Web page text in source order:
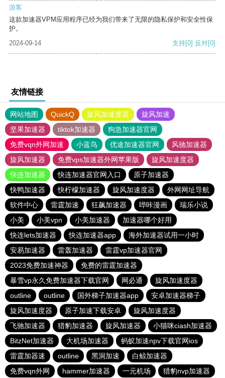
游客
这款加速器VPM应用程序已经为我们带来了无限的隐私保护和安全性保
护。
2024-09-14
支持[0] 反对[0]
友情链接
网站地图 QuickQ 旋风加速度器
旋风加速
坚果加速器
tiktok加速器
狗急加速器官网
免费vqn外网加速
小蓝鸟 优途加速器官网
风驰加速器
旋风加速器
免费vps加速器外网苹果版
旋风加速度器
快连加速器
快连加速器官网入口
原子加速器
快鸭加速器
快柠檬加速器 旋风加速度器
外网网址导航
软件中心
雷霆加速 狂飙加速器 哔咔漫画
瑞乐小说
小美
小美vpn 小美加速器
加速器哪个好用
快连lets加速器
快连加速器app
海外加速器试用一小时
安易加速器
雷轰加速器
雷霆vp加速器官网
2023免费加速神器
免费的雷霆加速器
暴雪vp永久免费加速器下载官网
网必通
旋风加速度器
outline
outline 国外梯子加速器app
安卓加速器梯子
旋风加速度器
原子加速下载安卓
旋风加速度器
飞驰加速器
猎豹加速器 旋风加速器
小猫咪ciash加速器
BitzNet加速器
大机场加速器
蚂蚁加速npv下载官网ios
雷霆加器速
outline 黑洞加速
白鲸加速器
免费vqn外网
hammer加速器 一元机场 猎豹nvp加速器